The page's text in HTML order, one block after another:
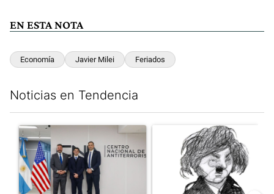
EN ESTA NOTA
Economía Javier Milei Feriados
Noticias en Tendencia
Un artículo de tendencia con el título "El FBI desembarcó en
Un artículo de tendencia